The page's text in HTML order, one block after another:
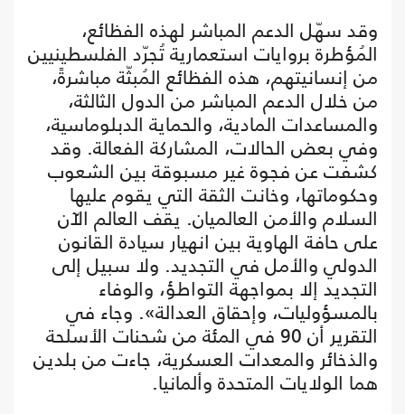
وقد سهّل الدعم المباشر لهذه الفظائع،
المُؤطرة بروايات استعمارية تُجرّد الفلسطينيين
من إنسانيتهم، هذه الفظائع المُبثّة مباشرةً،
من خلال الدعم المباشر من الدول الثالثة،
والمساعدات المادية، والحماية الدبلوماسية،
وفي بعض الحالات، المشاركة الفعالة. وقد
كشفت عن فجوة غير مسبوقة بين الشعوب
وحكوماتها، وخانت الثقة التي يقوم عليها
السلام والأمن العالميان. يقف العالم الآن
على حافة الهاوية بين انهيار سيادة القانون
الدولي والأمل في التجديد. ولا سبيل إلى
التجديد إلا بمواجهة التواطؤ، والوفاء
بالمسؤوليات، وإحقاق العدالة». وجاء في
التقرير أن 90 في المئة من شحنات الأسلحة
والذخائر والمعدات العسكرية، جاءت من بلدين
هما الولايات المتحدة وألمانيا.